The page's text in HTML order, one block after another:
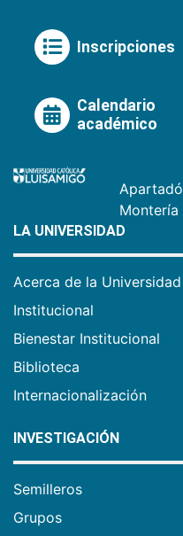
Inscripciones
Calendario
académico
Apartadó
Montería
LA UNIVERSIDAD
Acerca de la Universidad
Institucional
Bienestar Institucional
Biblioteca
Internacionalización
INVESTIGACIÓN
Semilleros
Grupos